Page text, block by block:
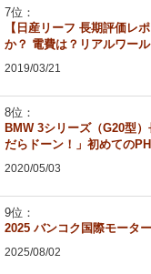
【日産リーフ 長期評価レ
か？ 電費は？リアルワー
2019/03/21
BMW 3シリーズ（G20型
だらドーン！」初めての
2020/05/03
2025 バンコク国際モータ
2025/08/02